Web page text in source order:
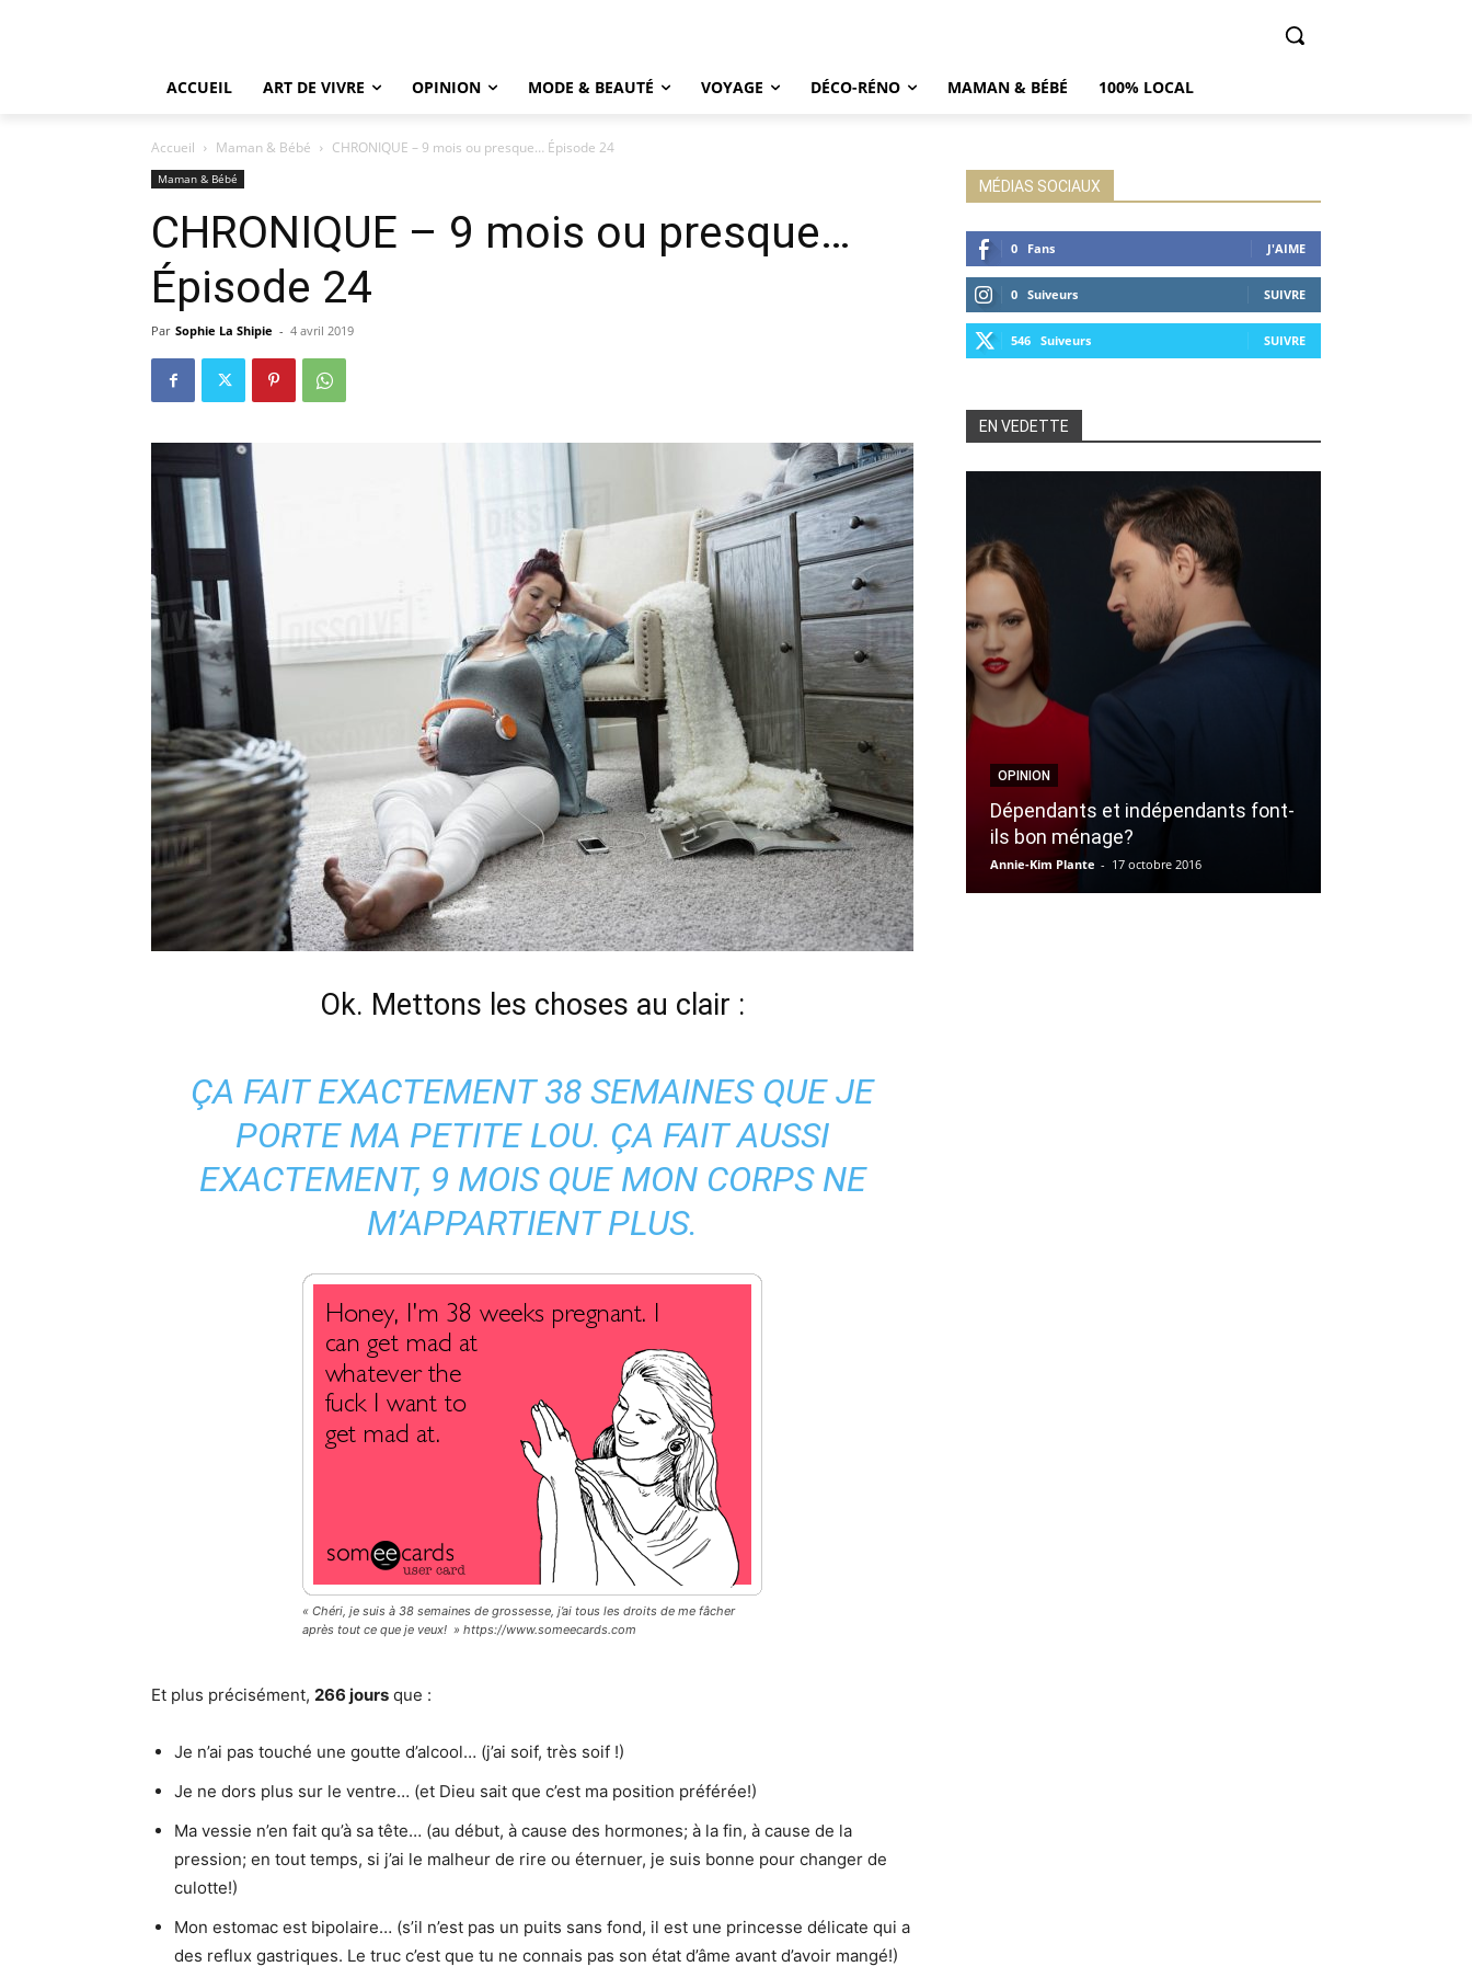
ACCUEIL ART DE VIVRE OPINION MODE & BEAUTÉ VOYAGE DÉCO-RÉNO MAMAN & BÉBÉ 100% LOCAL
Accueil Maman & Bébé CHRONIQUE – 9 mois ou presque… Épisode 24
Maman & Bébé
CHRONIQUE – 9 mois ou presque…
Épisode 24
Par Sophie La Shipie - 4 avril 2019
Ok. Mettons les choses au clair :
ÇA FAIT EXACTEMENT 38 SEMAINES QUE JE
PORTE MA PETITE LOU. ÇA FAIT AUSSI
EXACTEMENT, 9 MOIS QUE MON CORPS NE
M’APPARTIENT PLUS.
« Chéri, je suis à 38 semaines de grossesse, j’ai tous les droits de me fâcher
après tout ce que je veux! » https://www.someecards.com
Et plus précisément, 266 jours que :
Je n’ai pas touché une goutte d’alcool… (j’ai soif, très soif !)
Je ne dors plus sur le ventre… (et Dieu sait que c’est ma position préférée!)
Ma vessie n’en fait qu’à sa tête… (au début, à cause des hormones; à la fin, à cause de la
pression; en tout temps, si j’ai le malheur de rire ou éternuer, je suis bonne pour changer de
culotte!)
Mon estomac est bipolaire… (s’il n’est pas un puits sans fond, il est une princesse délicate qui a
des reflux gastriques. Le truc c’est que tu ne connais pas son état d’âme avant d’avoir mangé!)
MÉDIAS SOCIAUX
0 Fans J'AIME
0 Suiveurs SUIVRE
546 Suiveurs SUIVRE
EN VEDETTE
OPINION
Dépendants et indépendants font-
ils bon ménage?
Annie-Kim Plante - 17 octobre 2016